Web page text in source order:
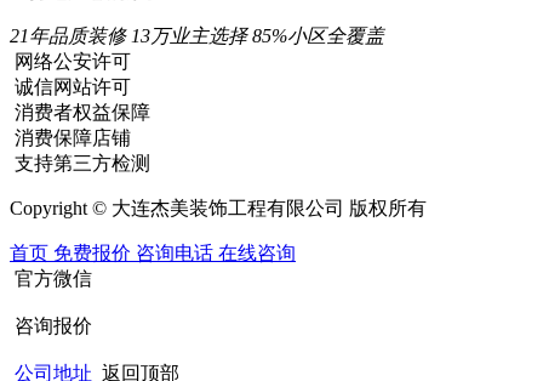
21年品质装修 13万业主选择 85%小区全覆盖
网络公安许可
诚信网站许可
消费者权益保障
消费保障店铺
支持第三方检测
Copyright © 大连杰美装饰工程有限公司 版权所有
首页 免费报价 咨询电话 在线咨询
官方微信
咨询报价
公司地址 返回顶部